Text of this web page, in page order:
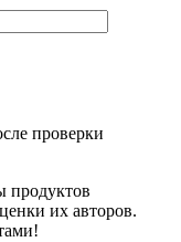
проверки
продуктов
их авторов.